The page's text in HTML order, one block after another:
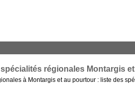
régionales Montargis
à Montargis et au pourtour : liste des